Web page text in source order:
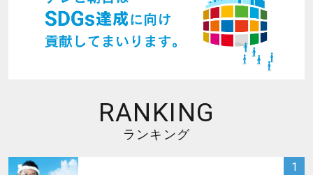
RANKING
ランキング
1
サムネイル